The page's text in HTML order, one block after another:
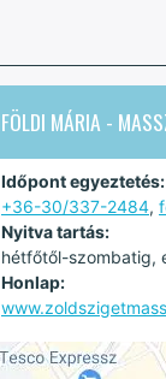
FÖLDI MÁRIA -
Időpont egyeztetés:
+36-30/337-2484,
Nyitva tartás:
hétfőtől-szombatig,
Honlap: